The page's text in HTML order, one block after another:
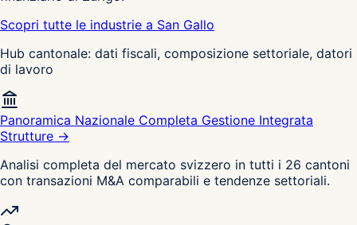
Scopri tutte le industrie a San Gallo
Hub cantonale: dati fiscali, composizione settoriale, datori
di lavoro
Panoramica Nazionale Completa Gestione Integrata
Strutture →
Analisi completa del mercato svizzero in tutti i 26 cantoni
con transazioni M&A comparabili e tendenze settoriali.